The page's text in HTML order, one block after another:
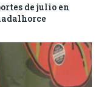
de julio en